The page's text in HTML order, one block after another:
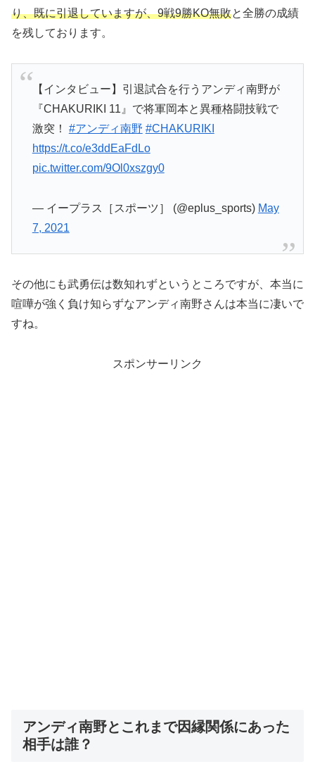
り、既に引退していますが、9戦9勝KO無敗と全勝の成績
を残しております。
【インタビュー】引退試合を行うアンディ南野が
『CHAKURIKI 11』で将軍岡本と異種格闘技戦で
激突！ #アンディ南野 #CHAKURIKI
https://t.co/e3ddEaFdLo
pic.twitter.com/9Ol0xszgy0
— イープラス［スポーツ］ (@eplus_sports) May
7, 2021
その他にも武勇伝は数知れずというところですが、本当に
喧嘩が強く負け知らずなアンディ南野さんは本当に凄いで
すね。
スポンサーリンク
アンディ南野とこれまで因縁関係にあった
相手は誰？